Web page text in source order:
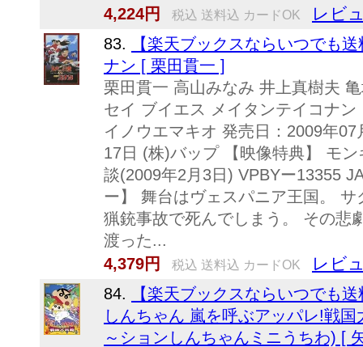
4,224円
税込 送料込 カードOK レビ
83.
【楽天ブックスならいつでも
ナン [ 栗田貫一 ]
栗田貫一 高山みなみ 井上真樹夫
セイ ブイエス メイタンテイコナ
イノウエマキオ 発売日：2009年
17日 (株)バップ 【映像特典】 モ
談(2009年2月3日) VPBYー13355
ー】 舞台はヴェスパニア王国。
猟銃事故で死んでしまう。 その悲
渡った...
4,379円
税込 送料込 カードOK レビ
84.
【楽天ブックスならいつでも
しんちゃん 嵐を呼ぶアッパレ!戦
～ションしんちゃんミニうちわ) [